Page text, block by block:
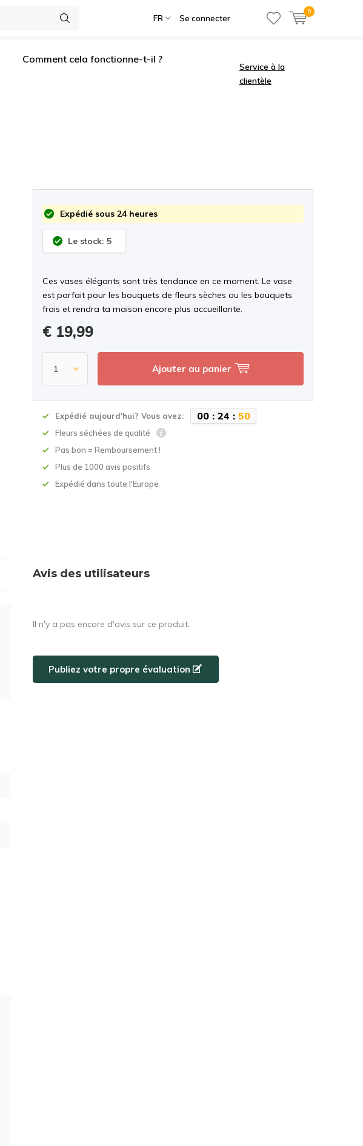
FR Se connecter
0
Comment cela fonctionne-t-il ?
Service à la
clientèle
Expédié sous 24 heures
Le stock: 5
Ces vases élégants sont très tendance en ce moment. Le vase
est parfait pour les bouquets de fleurs sèches ou les bouquets
frais et rendra ta maison encore plus accueillante.
€ 19,99
Ajouter au panier
Expédié aujourd'hui? Vous avez: 00: 24 : 49
Fleurs séchées de qualité
Pas bon = Remboursement !
Plus de 1000 avis positifs
Expédié dans toute l'Europe
Avis des utilisateurs
Il n'y a pas encore d'avis sur ce produit.
Publiez votre propre évaluation